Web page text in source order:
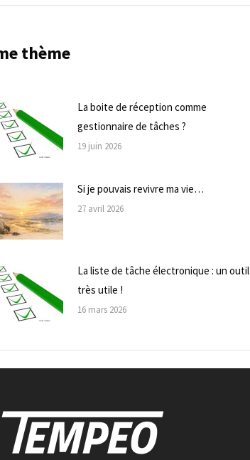
thème
La boite de réception comme
gestionnaire de tâches ?
19 juin 2026
Si je pouvais revivre ma vie…
27 avril 2026
La liste de tâche électronique : un outil
très utile !
16 mars 2026